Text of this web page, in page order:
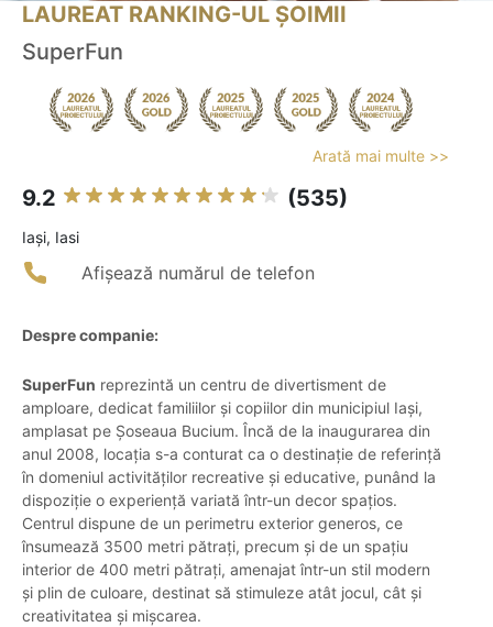
LAUREAT RANKING-UL ȘOIMII
SuperFun
Arată mai multe >>
9.2 (535)
Iaşi, Iasi
Afișează numărul de telefon
Despre companie:
SuperFun reprezintă un centru de divertisment de
amploare, dedicat familiilor și copiilor din municipiul Iași,
amplasat pe Șoseaua Bucium. Încă de la inaugurarea din
anul 2008, locația s-a conturat ca o destinație de referință
în domeniul activităților recreative și educative, punând la
dispoziție o experiență variată într-un decor spațios.
Centrul dispune de un perimetru exterior generos, ce
însumează 3500 metri pătrați, precum și de un spațiu
interior de 400 metri pătrați, amenajat într-un stil modern
și plin de culoare, destinat să stimuleze atât jocul, cât și
creativitatea și mișcarea.